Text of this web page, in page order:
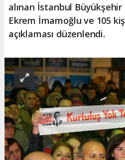
alınan İstanbul Büyükşehir
Ekrem İmamoğlu ve 105
açıklaması düzenlendi.